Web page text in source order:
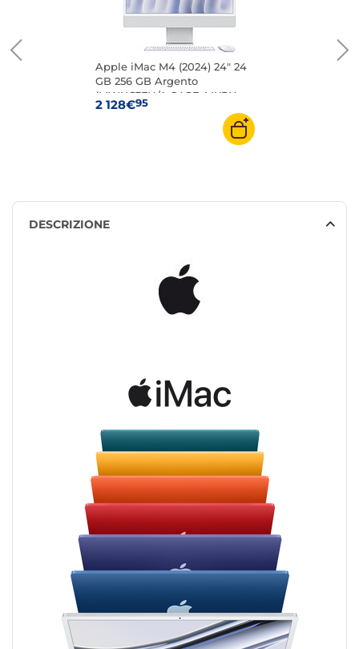
Apple iMac M4 (2024) 24" 24
GB 256 GB Argento
(MWUC3FN/A-24GB-MKPN-
LAN)
2 128€95
DESCRIZIONE